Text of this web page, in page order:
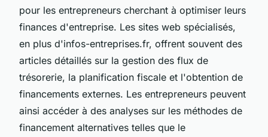
pour les entrepreneurs cherchant à optimiser leurs
finances d'entreprise. Les sites web spécialisés,
en plus d'infos-entreprises.fr, offrent souvent des
articles détaillés sur la gestion des flux de
trésorerie, la planification fiscale et l'obtention de
financements externes. Les entrepreneurs peuvent
ainsi accéder à des analyses sur les méthodes de
financement alternatives telles que le